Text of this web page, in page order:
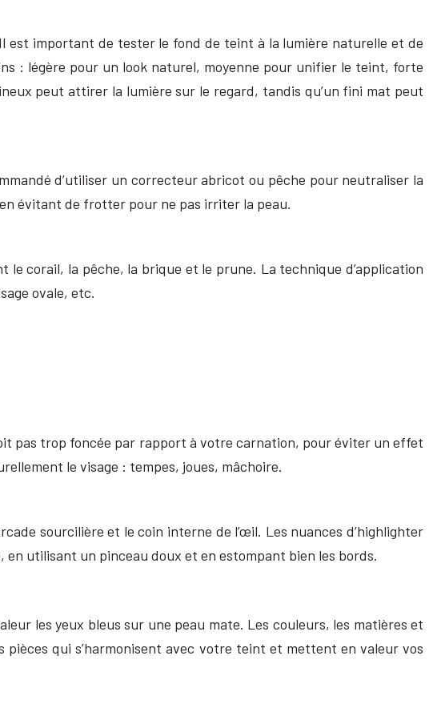
important de tester le fond de teint à la lumière naturelle et de
: légère pour un look naturel, moyenne pour unifier le teint, forte
peut attirer la lumière sur le regard, tandis qu’un fini mat peut
d’utiliser un correcteur abricot ou pêche pour neutraliser la
évitant de frotter pour ne pas irriter la peau.
corail, la pêche, la brique et le prune. La technique d’application
ovale, etc.
pas trop foncée par rapport à votre carnation, pour éviter un effet
le visage : tempes, joues, mâchoire.
sourcilière et le coin interne de l’œil. Les nuances d’highlighter
en utilisant un pinceau doux et en estompant bien les bords.
les yeux bleus sur une peau mate. Les couleurs, les matières et
qui s’harmonisent avec votre teint et mettent en valeur vos